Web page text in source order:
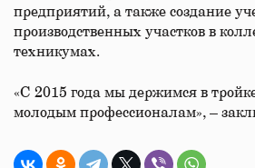
предприятий, а также создание
производственных участков в
техникумах.
«С 2015 года мы держимся в
молодым профессионалам», –